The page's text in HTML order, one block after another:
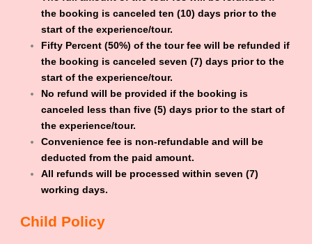
the booking is canceled ten (10) days prior to the
start of the experience/tour.
Fifty Percent (50%) of the tour fee will be refunded if
the booking is canceled seven (7) days prior to the
start of the experience/tour.
No refund will be provided if the booking is
canceled less than five (5) days prior to the start of
the experience/tour.
Convenience fee is non-refundable and will be
deducted from the paid amount.
All refunds will be processed within seven (7)
working days.
Child Policy